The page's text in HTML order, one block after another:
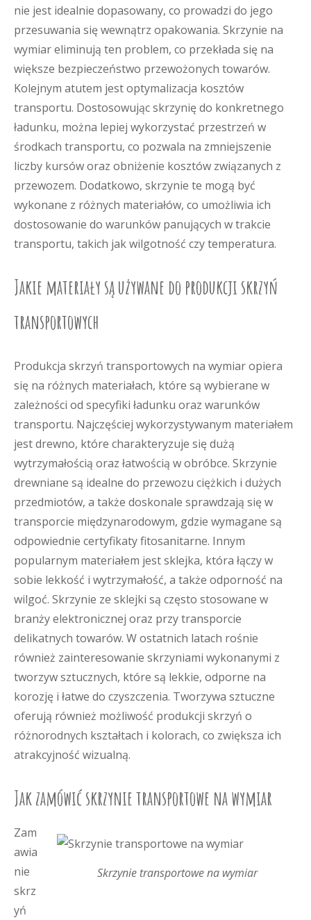
nie jest idealnie dopasowany, co prowadzi do jego
przesuwania się wewnątrz opakowania. Skrzynie na
wymiar eliminują ten problem, co przekłada się na
większe bezpieczeństwo przewożonych towarów.
Kolejnym atutem jest optymalizacja kosztów
transportu. Dostosowując skrzynię do konkretnego
ładunku, można lepiej wykorzystać przestrzeń w
środkach transportu, co pozwala na zmniejszenie
liczby kursów oraz obniżenie kosztów związanych z
przewozem. Dodatkowo, skrzynie te mogą być
wykonane z różnych materiałów, co umożliwia ich
dostosowanie do warunków panujących w trakcie
transportu, takich jak wilgotność czy temperatura.
Jakie materiały są używane do produkcji skrzyń
transportowych
Produkcja skrzyń transportowych na wymiar opiera
się na różnych materiałach, które są wybierane w
zależności od specyfiki ładunku oraz warunków
transportu. Najczęściej wykorzystywanym materiałem
jest drewno, które charakteryzuje się dużą
wytrzymałością oraz łatwością w obróbce. Skrzynie
drewniane są idealne do przewozu ciężkich i dużych
przedmiotów, a także doskonale sprawdzają się w
transporcie międzynarodowym, gdzie wymagane są
odpowiednie certyfikaty fitosanitarne. Innym
popularnym materiałem jest sklejka, która łączy w
sobie lekkość i wytrzymałość, a także odporność na
wilgoć. Skrzynie ze sklejki są często stosowane w
branży elektronicznej oraz przy transporcie
delikatnych towarów. W ostatnich latach rośnie
również zainteresowanie skrzyniami wykonanymi z
tworzyw sztucznych, które są lekkie, odporne na
korozję i łatwe do czyszczenia. Tworzywa sztuczne
oferują również możliwość produkcji skrzyń o
różnorodnych kształtach i kolorach, co zwiększa ich
atrakcyjność wizualną.
Jak zamówić skrzynie transportowe na wymiar
Skrzynie transportowe na wymiar
Zam
awia
nie
skrz
yń